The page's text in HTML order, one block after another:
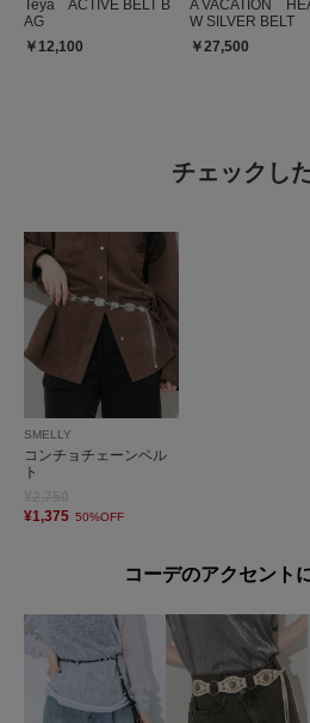
Teya ACTIVE BELT B
AG
￥12,100
A VACATION
W SILVER BELT
￥27,500
チェックし
SMELLY
コンチョチェーンベル
ト
¥1,375 50%OFF
コーデのアクセント